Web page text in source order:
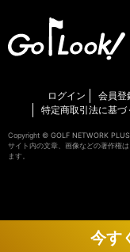
ログイン 会員登
特定商取引法に基づ
Copyright © GOLF NETWORK
サイト内の文章、画像などの著作権
ます。
今す